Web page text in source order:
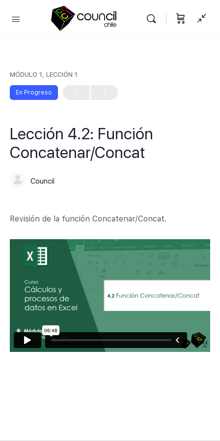
MÓDULO 1, LECCIÓN 1
En Progreso
Lección 4.2: Función
Concatenar/Concat
Council
Revisión de la función Concatenar/Concat.